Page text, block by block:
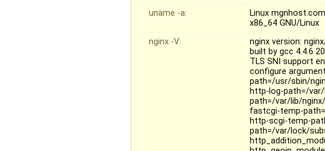
uname -a:
Linux
x86_64 GNU/Linux
nginx -V:
nginx version:
built by gcc 4.4.6
TLS SNI support
configure
path=/usr/sbin/
http-log-path=/
path=/var/lib/
fastcgi-temp-
http-scgi-temp-
path=/var/lock/